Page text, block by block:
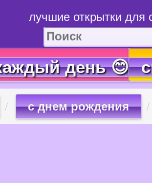
лучшие открытки для
день 😊
с днем рождения